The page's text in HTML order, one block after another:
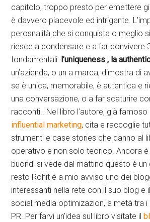
capitolo, troppo presto per emettere
è davvero piacevole ed intrigante.
perosnalità che si conquista o meglio
riesce a condensare e a far convivere
fondamentali: l’uniqueness , la
un’azienda, o un a marca, dimostra di
se è unica, memorabile, è autentica e
una conversazione, o a far scaturire
racconti.. Nel libro l’autore, già
influential marketing, cita e raccoglie
strumenti e case stories che danno al
operativo e non solo teorico. Ancora è
buondì si vede dal mattino questo è un
resto Rohit è a mio avviso uno dei
interessanti nella rete con il suo blog e
social media optimizazion, a metà tra i
PR..Per farvi un’idea sul libro visitate il